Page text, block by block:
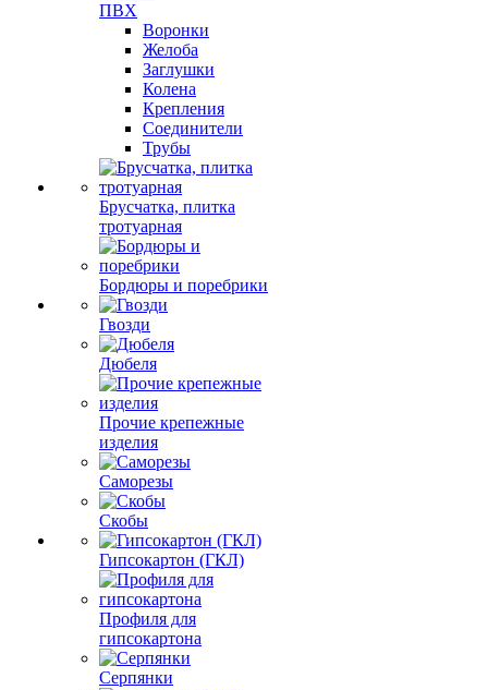
ПВХ
Воронки
Желоба
Заглушки
Колена
Крепления
Соединители
Трубы
Брусчатка, плитка
тротуарная
Бордюры и поребрики
Гвозди
Дюбеля
Прочие крепежные
изделия
Саморезы
Скобы
Гипсокартон (ГКЛ)
Профиля для
гипсокартона
Серпянки